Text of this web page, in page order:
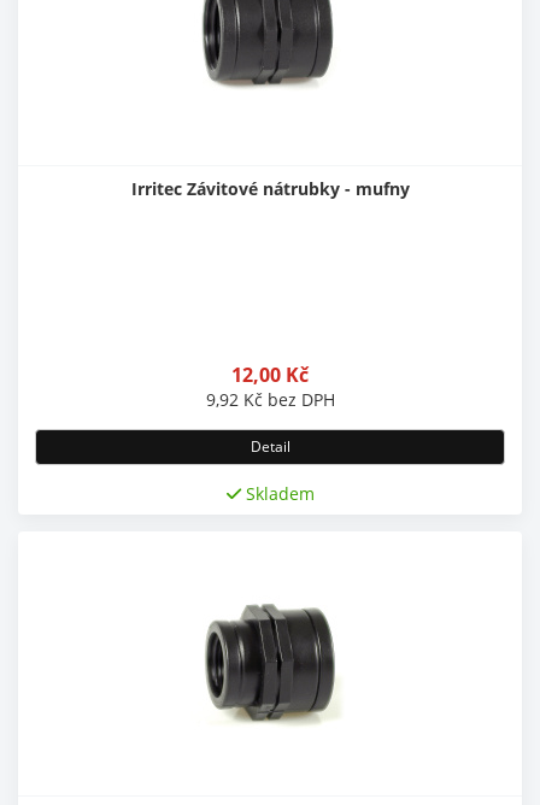
Irritec Závitové nátrubky - mufny
12,00 Kč
9,92 Kč bez DPH
Detail
Skladem